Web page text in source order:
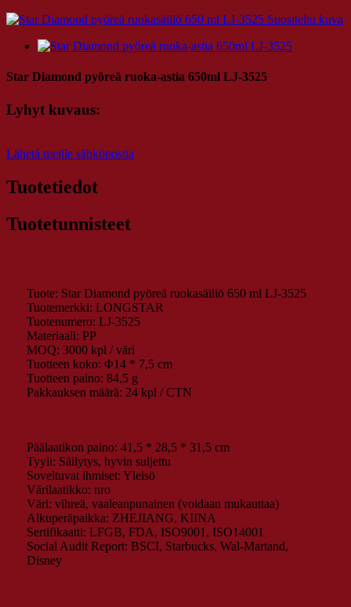
Star Diamond pyöreä ruoka-astia 650ml LJ-3525
Lyhyt kuvaus:
Lähetä meille sähköpostia
Tuotetiedot
Tuotetunnisteet
Tuote: Star Diamond pyöreä ruokasäiliö 650 ml LJ-3525
Tuotemerkki: LONGSTAR
Tuotenumero: LJ-3525
Materiaali: PP
MOQ: 3000 kpl / väri
Tuotteen koko: Φ14 * 7,5 cm
Tuotteen paino: 84,5 g
Pakkauksen määrä: 24 kpl / CTN
Päälaatikon paino: 41,5 * 28,5 * 31,5 cm
Tyyli: Säilytys, hyvin suljettu
Soveltuvat ihmiset: Yleisö
Värilaatikko: nro
Väri: vihreä, vaaleanpunainen (voidaan mukauttaa)
Alkuperäpaikka: ZHEJIANG, KIINA
Sertifikaatti: LFGB, FDA, ISO9001, ISO14001
Social Audit Report: BSCI, Starbucks, Wal-Martand,
Disney